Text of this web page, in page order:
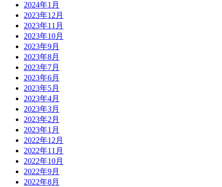
2024年1月
2023年12月
2023年11月
2023年10月
2023年9月
2023年8月
2023年7月
2023年6月
2023年5月
2023年4月
2023年3月
2023年2月
2023年1月
2022年12月
2022年11月
2022年10月
2022年9月
2022年8月